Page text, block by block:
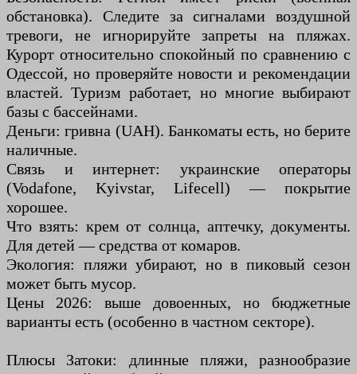
обстановка). Следите за сигналами воздушной
тревоги, не игнорируйте запреты на пляжах.
Курорт относительно спокойный по сравнению с
Одессой, но проверяйте новости и рекомендации
властей. Туризм работает, но многие выбирают
базы с бассейнами.
Деньги: гривна (UAH). Банкоматы есть, но берите
наличные.
Связь и интернет: украинские операторы
(Vodafone, Kyivstar, Lifecell) — покрытие
хорошее.
Что взять: крем от солнца, аптечку, документы.
Для детей — средства от комаров.
Экология: пляжи убирают, но в пиковый сезон
может быть мусор.
Цены 2026: выше довоенных, но бюджетные
варианты есть (особенно в частном секторе).
Плюсы Затоки: длинные пляжи, разнообразие